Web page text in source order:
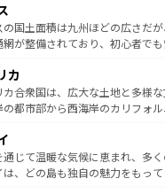
方に足を運ぶとそれぞれで全く異
きるだろう。 なお、新着のフランス情
してほしい。
好きな人にはぜひ体験してほしい。 なお、
情報はコンテンツ一覧を参照し
とに異なる魅力がある。また、優
、ビール好きにはたまらない英
、本場だからこそできる体験も
覧を参照してほしい。
の国土面積は九州ほどの広さだ
網が整備されており、初心者で
がそのまま残る町や、スイスなら
もあり、アルプス観光だけでなく
できる。国民の所得が高いため
通費無料で観光を楽しむこともできる
イス情報はコンテンツ一覧 を参
カ
カ合衆国は、広大な土地と多様な
の都市部から西海岸のカリフォ
な巨大都市は、観光、ショッピン
トが詰まった刺激的なスポット
は大自然が広がり、グランドキ
通じて温暖な気候に恵まれ、多
は、どの島も独自の魅力をもっ